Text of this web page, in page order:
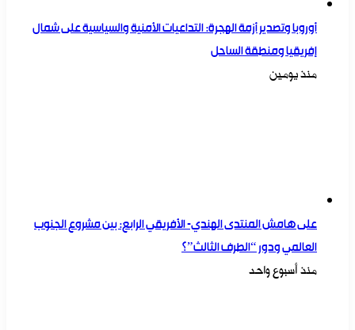
أوروبا وتصدير أزمة الهجرة: التداعيات الأمنية والسياسية على شمال
إفريقيا ومنطقة الساحل
منذ يومين
على هامش المنتدى الهندي- الأفريقي الرابع: بين مشروع الجنوب
العالمي ودور “الطرف الثالث”؟
منذ أسبوع واحد